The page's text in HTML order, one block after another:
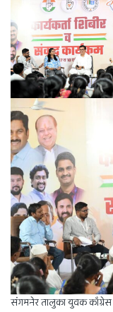
संगमनेर तालुका युवक